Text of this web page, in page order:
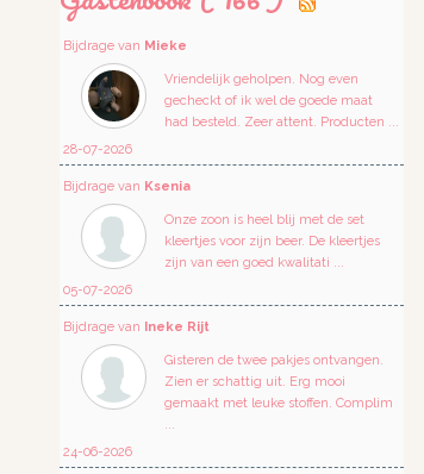
Bijdrage van Mieke
Vriendelijk geholpen. Nog even
gecheckt of ik wel de goede maat
had besteld. Zeer attent. Producten ...
28-07-2026
Bijdrage van Ksenia
Onze zoon is heel blij met de set
kleertjes voor zijn beer. De kleertjes
zijn van een goed kwalitati ...
05-07-2026
Bijdrage van Ineke Rijt
Gisteren de twee pakjes ontvangen.
Zien er schattig uit. Erg mooi
gemaakt met leuke stoffen. Complim
...
24-06-2026